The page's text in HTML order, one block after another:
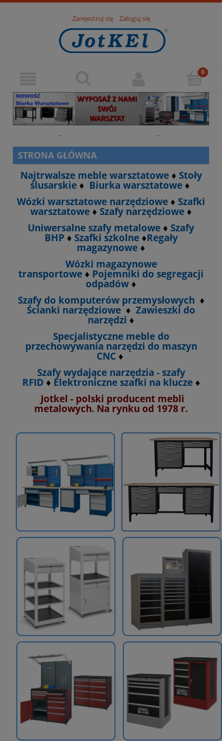
Zarejestruj się Zaloguj się
STRONA GŁÓWNA
Najtrwalsze meble warsztatowe ♦ Stoły
ślusarskie ♦ Biurka warsztatowe ♦
Wózki warsztatowe narzędziowe ♦ Szafki
warsztatowe ♦ Szafy narzędziowe ♦
Uniwersalne szafy metalowe ♦ Szafy
BHP ♦ Szafki szkolne ♦Regały
magazynowe ♦
Wózki magazynowe
transportowe ♦ Pojemniki do segregacji
odpadów ♦
Szafy do komputerów przemysłowych ♦
Ścianki narzędziowe♦ Zawieszki do
narzędzi ♦
Specjalistyczne meble do
przechowywania narzędzi do maszyn
CNC ♦
Szafy wydające narzędzia - szafy
RFID ♦ Elektroniczne szafki na klucze ♦
Jotkel - polski producent mebli
metalowych. Na rynku od 1978 r.